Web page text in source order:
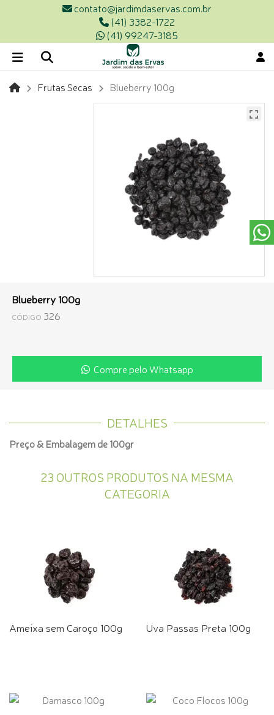
contato@jardimdaservas.com.br
(41) 3382-1722
(41) 99247-3185
Frutas Secas Blueberry 100g
Blueberry 100g
CÓDIGO 326
Compre pelo Whatsapp
DETALHES
Preço & Embalagem de 100gr
23 OUTROS PRODUTOS NA MESMA
CATEGORIA
Ameixa sem Caroço 100g Uva Passas Preta 100g